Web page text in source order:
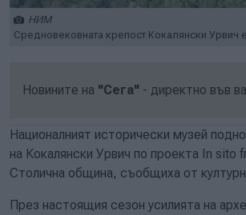
НИМ
Средновековната крепост Кокалянски Урвич
Новините на "Сега" - директно във
Националният исторически музей
на Кокалянски Урвич по проекта In sito
Столична община, съобщиха от
През настоящия сезон усилията на